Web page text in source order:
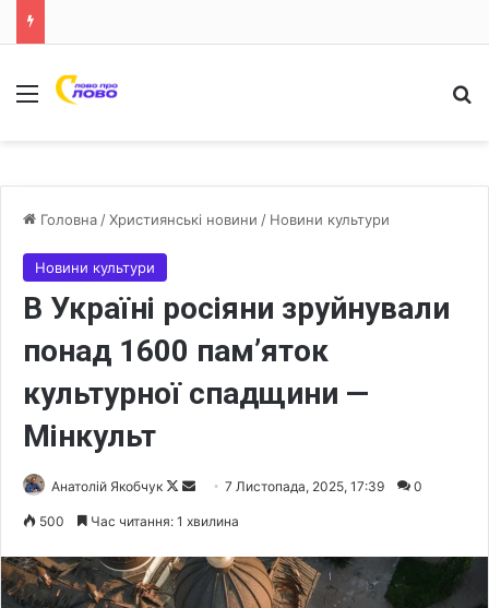
Меню
Головна /Християнські новини / Новини культури
Новини культури
В Україні росіяни зруйнували
понад 1600 пам’яток
культурної спадщини —
Мінкульт
Анатолій Якобчук
F
l
7 Листопада, 2025, 17:39 0
500 Час читання: 1 хвилина